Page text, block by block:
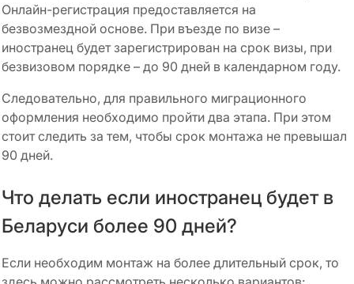
Онлайн-регистрация предоставляется на
безвозмездной основе. При въезде по визе –
иностранец будет зарегистрирован на срок визы, при
безвизовом порядке – до 90 дней в календарном году.
Следовательно, для правильного миграционного
оформления необходимо пройти два этапа. При этом
стоит следить за тем, чтобы срок монтажа не превышал
90 дней.
Что делать если иностранец будет в
Беларуси более 90 дней?
Если необходим монтаж на более длительный срок, то